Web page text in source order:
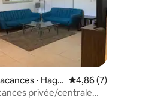
de 9 commentaires : 4,89 sur 5
⋅ Hagå
Évaluation moyenne
4,86 (7)
privée/centrale